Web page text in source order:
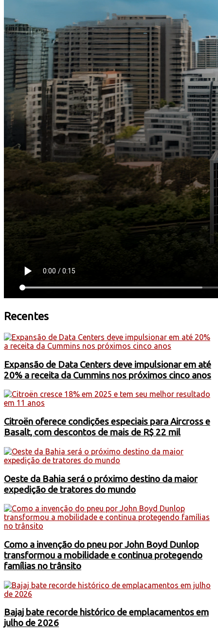
Recentes
Expansão de Data Centers deve impulsionar em até
20% a receita da Cummins nos próximos cinco anos
Citroën oferece condições especiais para Aircross e
Basalt, com descontos de mais de R$ 22 mil
Oeste da Bahia será o próximo destino da maior
expedição de tratores do mundo
Como a invenção do pneu por John Boyd Dunlop
transformou a mobilidade e continua protegendo
famílias no trânsito
Bajaj bate recorde histórico de emplacamentos em
julho de 2026